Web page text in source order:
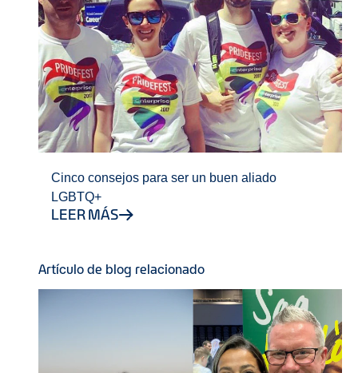
Cinco consejos para ser un buen aliado
LGBTQ+
LEER MÁS
Artículo de blog relacionado